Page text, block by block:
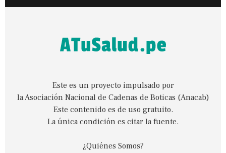
Este es un proyecto impulsado por
la Asociación Nacional de Cadenas de Boticas (Anacab)
Este contenido es de uso gratuito.
La única condición es citar la fuente.
¿Quiénes Somos?